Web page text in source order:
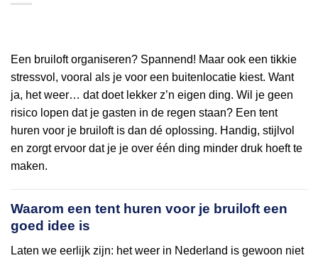
Een bruiloft organiseren? Spannend! Maar ook een tikkie
stressvol, vooral als je voor een buitenlocatie kiest. Want
ja, het weer… dat doet lekker z’n eigen ding. Wil je geen
risico lopen dat je gasten in de regen staan? Een tent
huren voor je bruiloft is dan dé oplossing. Handig, stijlvol
en zorgt ervoor dat je je over één ding minder druk hoeft te
maken.
Waarom een tent huren voor je bruiloft een
goed idee is
Laten we eerlijk zijn: het weer in Nederland is gewoon niet